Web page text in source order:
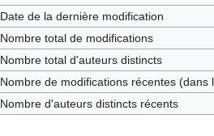
Date de la dernière modification
Nombre total de modifications
Nombre total d'auteurs distincts
Nombre de modifications récentes (dans
Nombre d'auteurs distincts récents